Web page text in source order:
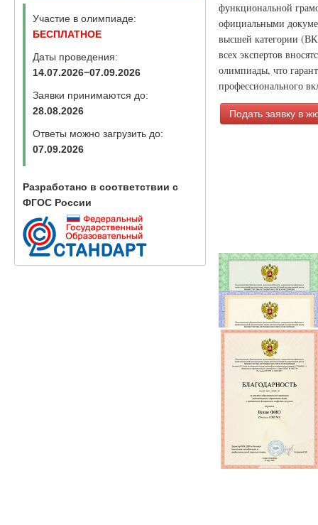
Участие в олимпиаде:
БЕСПЛАТНОЕ
Даты проведения:
14.07.2026−07.09.2026
Заявки принимаются до:
28.08.2026
Ответы можно загрузить до:
07.09.2026
Разработано в соответствии с
ФГОС России
функциональной
официальными
высшей категории
всех экспертов
олимпиады, что
профессионального
Подать заявку в